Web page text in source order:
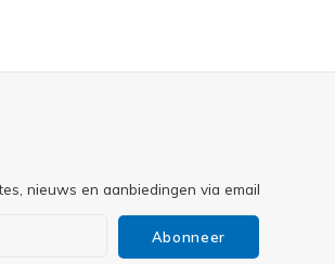
nieuws en aanbiedingen via email
Abonneer